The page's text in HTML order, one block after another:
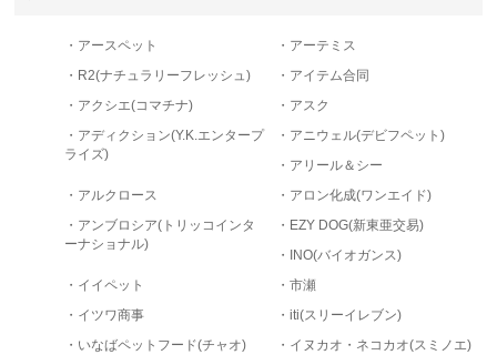
・アースペット ・アーテミス
・R2(ナチュラリーフレッシュ) ・アイテム合同
・アクシエ(コマチナ) ・アスク
・アディクション(Y.K.エンタープ
ライズ)
・アニウェル(デビフペット)
・アリール＆シー
・アルクロース ・アロン化成(ワンエイド)
・アンブロシア(トリッコインタ
ーナショナル)
・EZY DOG(新東亜交易)
・INO(バイオガンス)
・イイペット ・市瀬
・イツワ商事 ・iti(スリーイレブン)
・いなばペットフード(チャオ) ・イヌカオ・ネコカオ(スミノエ)